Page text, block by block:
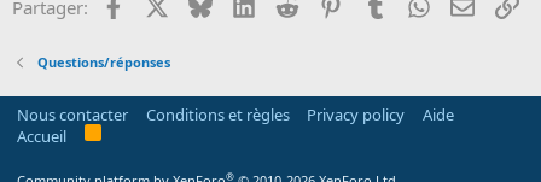
Partager:
Questions/réponses
Nous contacter Conditions et règles Privacy policy
Aide
Accueil
®